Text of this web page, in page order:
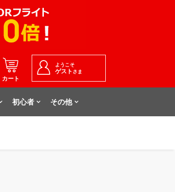
カート
ようこそ
ゲスト さま
初心者 その他